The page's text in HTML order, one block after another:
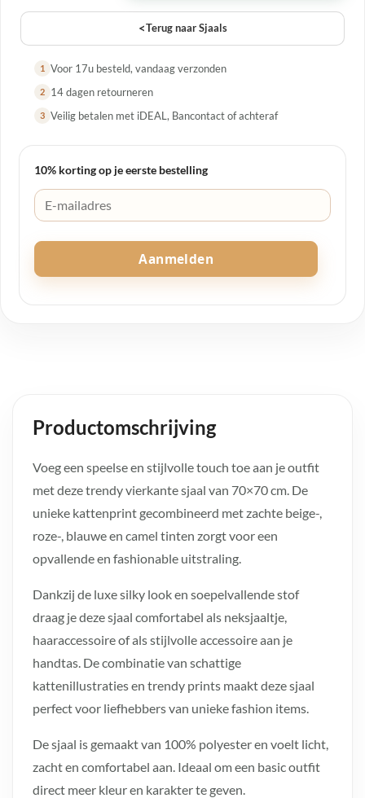
<Terug naar Sjaals
1 Voor 17u besteld, vandaag verzonden
2 14 dagen retourneren
3 Veilig betalen met iDEAL, Bancontact of achteraf
10% korting op je eerste bestelling
Aanmelden
Productomschrijving
Voeg een speelse en stijlvolle touch toe aan je outfit
met deze trendy vierkante sjaal van 70×70 cm. De
unieke kattenprint gecombineerd met zachte beige-,
roze-, blauwe en camel tinten zorgt voor een
opvallende en fashionable uitstraling.
Dankzij de luxe silky look en soepelvallende stof
draag je deze sjaal comfortabel als neksjaaltje,
haaraccessoire of als stijlvolle accessoire aan je
handtas. De combinatie van schattige
kattenillustraties en trendy prints maakt deze sjaal
perfect voor liefhebbers van unieke fashion items.
De sjaal is gemaakt van 100% polyester en voelt licht,
zacht en comfortabel aan. Ideaal om een basic outfit
direct meer kleur en karakter te geven.